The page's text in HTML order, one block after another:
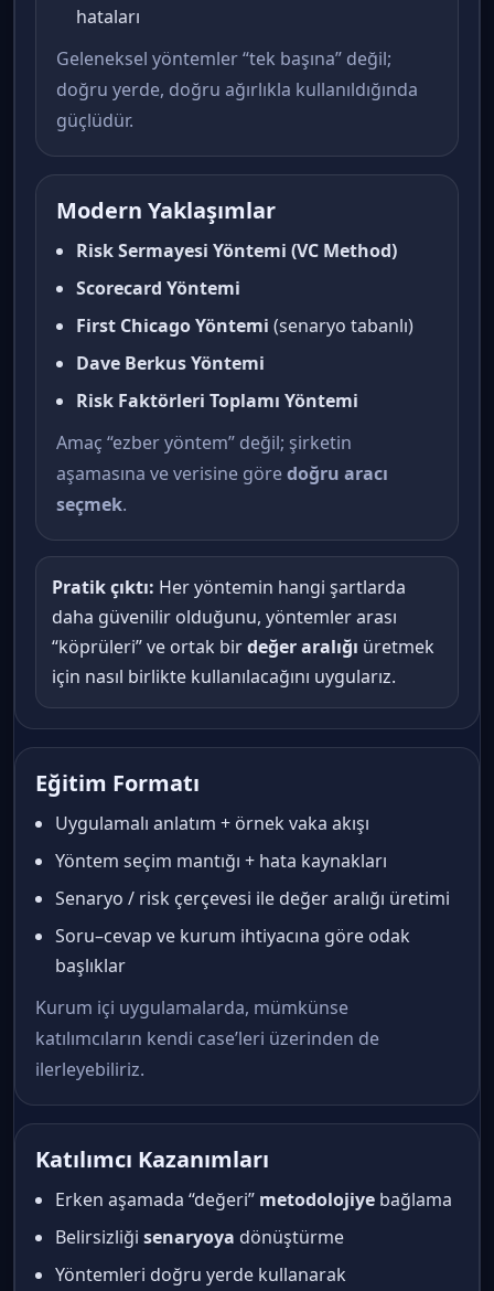
hataları
Geleneksel yöntemler “tek başına” değil;
doğru yerde, doğru ağırlıkla kullanıldığında
güçlüdür.
Modern Yaklaşımlar
Risk Sermayesi Yöntemi (VC Method)
Scorecard Yöntemi
First Chicago Yöntemi (senaryo tabanlı)
Dave Berkus Yöntemi
Risk Faktörleri Toplamı Yöntemi
Amaç “ezber yöntem” değil; şirketin
aşamasına ve verisine göredoğru aracı
seçmek.
Pratik çıktı: Her yöntemin hangi şartlarda
daha güvenilir olduğunu, yöntemler arası
“köprüleri” ve ortak birdeğer aralığı üretmek
için nasıl birlikte kullanılacağını uygularız.
Eğitim Formatı
Uygulamalı anlatım + örnek vaka akışı
Yöntem seçim mantığı + hata kaynakları
Senaryo / risk çerçevesi ile değer aralığı üretimi
Soru–cevap ve kurum ihtiyacına göre odak
başlıklar
Kurum içi uygulamalarda, mümkünse
katılımcıların kendi case’leri üzerinden de
ilerleyebiliriz.
Katılımcı Kazanımları
Erken aşamada “değeri” metodolojiye bağlama
Belirsizliği senaryoya dönüştürme
Yöntemleri doğru yerde kullanarak